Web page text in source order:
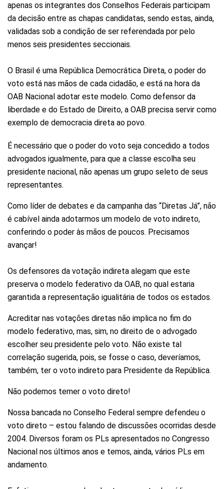
apenas os integrantes dos Conselhos Federais participam
da decisão entre as chapas candidatas, sendo estas, ainda,
validadas sob a condição de ser referendada por pelo
menos seis presidentes seccionais.
O Brasil é uma República Democrática Direta, o poder do
voto está nas mãos de cada cidadão, e está na hora da
OAB Nacional adotar este modelo. Como defensor da
liberdade e do Estado de Direito, a OAB precisa servir como
exemplo de democracia direta ao povo.
É necessário que o poder do voto seja concedido a todos
advogados igualmente, para que a classe escolha seu
presidente nacional, não apenas um grupo seleto de seus
representantes.
Como líder de debates e da campanha das “Diretas Já”, não
é cabível ainda adotarmos um modelo de voto indireto,
conferindo o poder às mãos de poucos. Precisamos
avançar!
Os defensores da votação indireta alegam que este
preserva o modelo federativo da OAB, no qual estaria
garantida a representação igualitária de todos os estados.
Acreditar nas votações diretas não implica no fim do
modelo federativo, mas, sim, no direito de o advogado
escolher seu presidente pelo voto. Não existe tal
correlação sugerida, pois, se fosse o caso, deveríamos,
também, ter o voto indireto para Presidente da República.
Não podemos temer o voto direto!
Nossa bancada no Conselho Federal sempre defendeu o
voto direto – estou falando de discussões ocorridas desde
2004. Diversos foram os PLs apresentados no Congresso
Nacional nos últimos anos e temos, ainda, vários PLs em
andamento.